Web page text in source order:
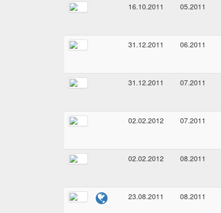
16.10.2011 05.2011
31.12.2011 06.2011
31.12.2011 07.2011
02.02.2012 07.2011
02.02.2012 08.2011
23.08.2011 08.2011